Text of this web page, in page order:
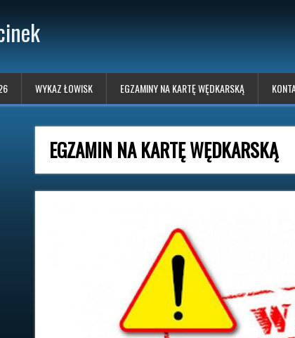
WYKAZ ŁOWISK EGZAMINY NA KARTĘ WĘDKARSKĄ
EGZAMIN NA KARTĘ WĘDKARSKĄ